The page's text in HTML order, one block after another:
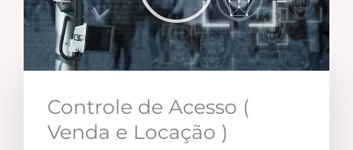
Controle de Acesso (
Venda e Locação )